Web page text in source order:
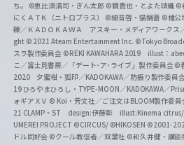
ち。
©恵比須清司・ぎん太郎 ©鏡貴也・とよた瑣織 ©
にくＡＴＫ（ニトロプラス） ©細音啓・猫鍋蒼 ©橘公
礫／ＫＡＤＯＫＡＷＡ アスキー・メディアワークス
ght © 2021 Ateam Entertainment Inc. ©Tokyo
スラ製作委員会 ©REKI KAWAHARA 2019 illust：
こ／富士見書房／「デート･ア･ライブ」製作委員会©
2020 夕蜜柑・狐印／KADOKAWA／防振り製作委員
19 ひろやまひろし・TYPE-MOON／KADOKAWA／
ォギアＸＶ © Koi・芳文社／ご注文はBLOOM製作委員
21 CLAMP・ST design:伊藤彰 illust:Kinema citrus/
UMEREI PROJECT ©CIRCUS/ ©HIKOSEN ©2001-
ドル同好会 ©クール教信者／双葉社 ©和久井健・講談